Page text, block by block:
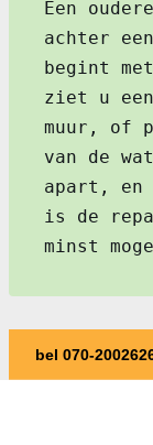
Een
achter
begint
ziet u
muur, of
van de
apart, en
is de
minst
bel 070-